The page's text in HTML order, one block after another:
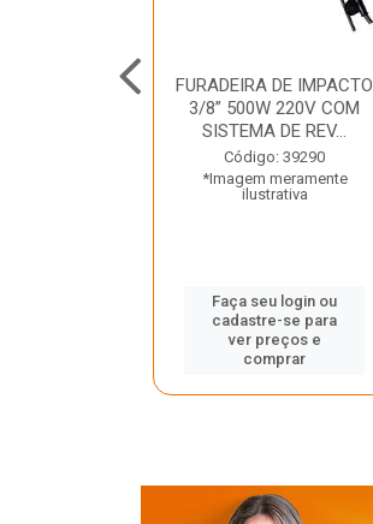
FURADEIRA DE IMPACTO
3/8” 500W 220V COM
SISTEMA DE REV...
Código: 39290
*Imagem meramente
ilustrativa
Faça seu login ou
cadastre-se para
ver preços e
comprar